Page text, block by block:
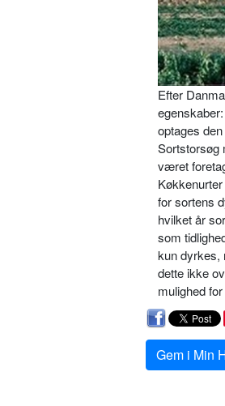
Efter
optages
Sortstorsøg
været
for sortens
hvilket år
som
kun dyr­kes,
dette ikke
mulighed
Gem i Min